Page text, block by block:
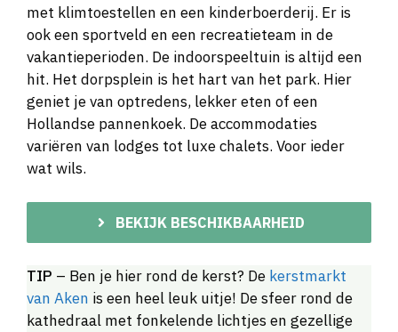
met klimtoestellen en een kinderboerderij. Er is
ook een sportveld en een recreatieteam in de
vakantieperioden. De indoorspeeltuin is altijd een
hit. Het dorpsplein is het hart van het park. Hier
geniet je van optredens, lekker eten of een
Hollandse pannenkoek. De accommodaties
variëren van lodges tot luxe chalets. Voor ieder
wat wils.
BEKIJK BESCHIKBAARHEID
TIP – Ben je hier rond de kerst? De kerstmarkt
van Aken is een heel leuk uitje! De sfeer rond de
kathedraal met fonkelende lichtjes en gezellige